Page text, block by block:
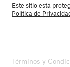
Este sitio está
Política de
Términos y